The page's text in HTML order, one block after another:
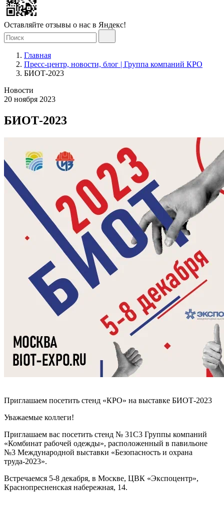
Оставляйте отзывы о нас в Яндекс!
Главная
Пресс-центр, новости, блог | Группа компаний КРО
БИОТ-2023
Новости
20 ноября 2023
БИОТ-2023
Приглашаем посетить стенд «КРО» на выставке БИОТ-2023
Уважаемые коллеги!
Приглашаем вас посетить стенд № 31С3 Группы компаний
«Комбинат рабочей одежды», расположенный в павильоне
№3 Международной выставки «Безопасность и охрана
труда-2023».
Встречаемся 5-8 декабря, в Москве, ЦВК «Экспоцентр»,
Краснопресненская набережная, 14.